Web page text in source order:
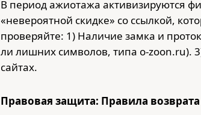
В период ажиотажа активизируются
«невероятной скидке» со ссылкой,
проверяйте: 1) Наличие замка и
ли лишних символов, типа o-zoon.ru).
сайтах.
Правовая защита: Правила